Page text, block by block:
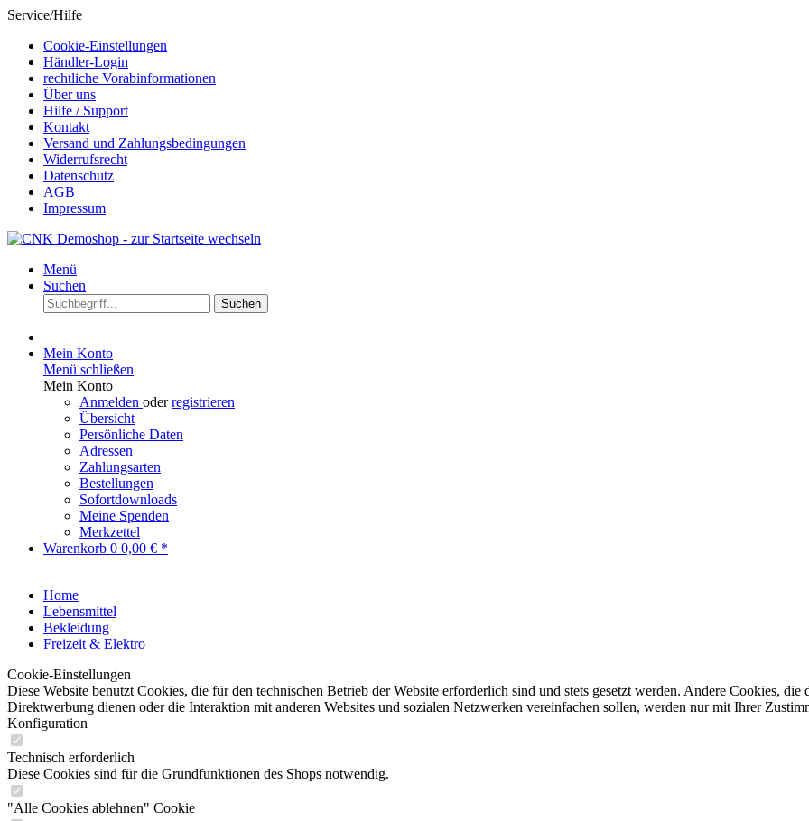
Service/Hilfe
Cookie-Einstellungen
Händler-Login
rechtliche Vorabinformationen
Über uns
Hilfe / Support
Kontakt
Versand und Zahlungsbedingungen
Widerrufsrecht
Datenschutz
AGB
Impressum
Menü
Suchen
Suchen
Mein Konto
Menü schließen
Mein Konto
Anmelden oderregistrieren
Übersicht
Persönliche Daten
Adressen
Zahlungsarten
Bestellungen
Sofortdownloads
Meine Spenden
Merkzettel
Warenkorb 0 0,00 € *
Home
Lebensmittel
Bekleidung
Freizeit & Elektro
Cookie-Einstellungen
Diese Website benutzt Cookies, die für den technischen Betrieb der Website erforderlich sind und stets gesetzt werden. Andere Cookies,
Direktwerbung dienen oder die Interaktion mit anderen Websites und sozialen Netzwerken vereinfachen sollen, werden nur mit Ihrer
Konfiguration
Technisch erforderlich
Diese Cookies sind für die Grundfunktionen des Shops notwendig.
"Alle Cookies ablehnen" Cookie